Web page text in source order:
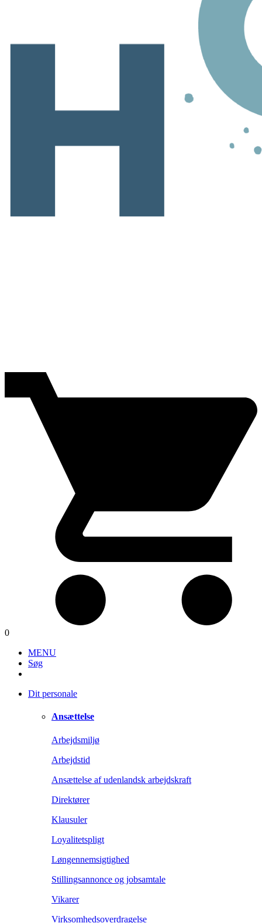
0
MENU
Søg
Dit personale
Ansættelse
Arbejdsmiljø
Arbejdstid
Ansættelse af udenlandsk arbejdskraft
Direktører
Klausuler
Loyalitetspligt
Løngennemsigtighed
Stillingsannonce og jobsamtale
Vikarer
Virksomhedsoverdragelse